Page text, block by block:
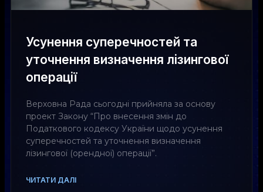
Усунення суперечностей та
уточнення визначення лізингової
операції
Верховна Рада сьогодні прийняла за основу
проект Закону “Про внесення змін до
Податкового кодексу України щодо усунення
суперечностей та уточнення визначення
лізингової (орендної) операції”.
ЧИТАТИ ДАЛІ